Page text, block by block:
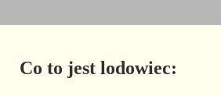
Co to jest lodowiec: